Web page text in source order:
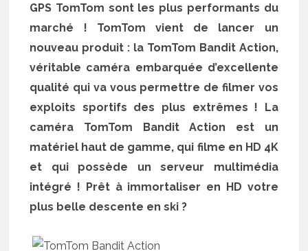
GPS TomTom sont les plus performants du
marché ! TomTom vient de lancer un
nouveau produit : la TomTom Bandit Action,
véritable caméra embarquée d’excellente
qualité qui va vous permettre de filmer vos
exploits sportifs des plus extrêmes ! La
caméra TomTom Bandit Action est un
matériel haut de gamme, qui filme en HD 4K
et qui possède un serveur multimédia
intégré ! Prêt à immortaliser en HD votre
plus belle descente en ski ?